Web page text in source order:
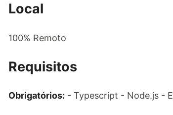
Local
100% Remoto
Requisitos
Obrigatórios: - Typescript - Node.js -